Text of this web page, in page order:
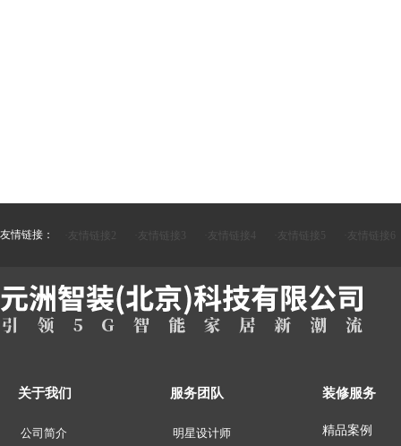
友情链接： ·友情链接2 ·友情链接3 ·友情链接4 ·友情链接5 ·友情链接6
关于我们 服务团队 装修服务
公司简介
明星设计师
精品案例